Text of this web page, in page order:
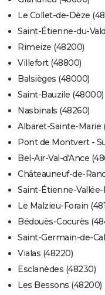
Le Collet-de-Dèze
Saint-Étienne-du-
Rimeize (48200)
Villefort (48800)
Balsièges (48000)
Saint-Bauzile (48000)
Nasbinals (48260)
Albaret-Sainte-Marie
Pont de Montvert -
Bel-Air-Val-d'Ance
Châteauneuf-de-
Saint-Étienne-Vallée-
Le Malzieu-Forain
Bédouès-Cocurès
Saint-Germain-de-
Vialas (48220)
Esclanèdes (48230)
Les Bessons (48200)